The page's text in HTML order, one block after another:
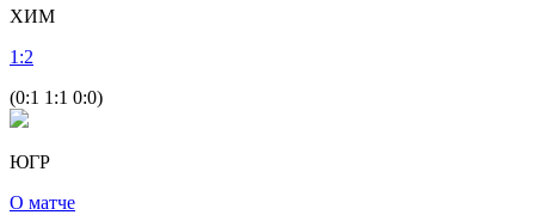
ХИМ
1 :2
(0:1 1:1 0:0)
ЮГР
О матче